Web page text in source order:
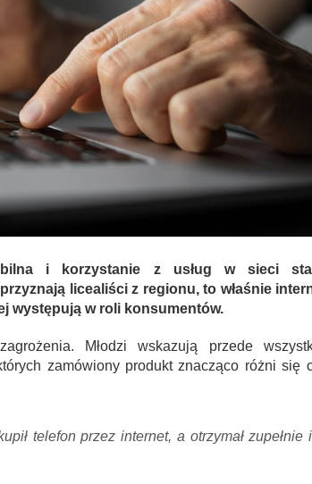
i korzystanie z usług w sieci
licealiści z regionu, to właśnie
występują w roli konsumentów.
Młodzi wskazują przede
zamówiony produkt znacząco różni się
telefon przez internet, a otrzymał zupełnie